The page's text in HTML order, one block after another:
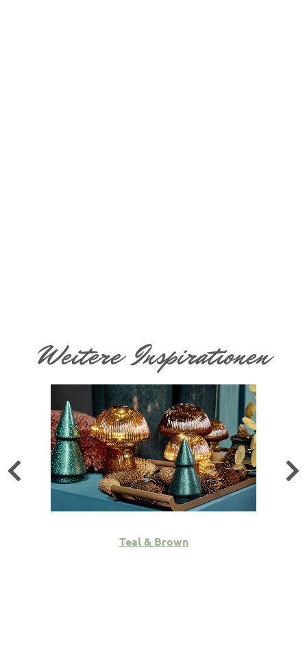
Weitere Inspirationen
Teal & Brown